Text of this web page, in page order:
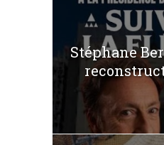
Stéphane